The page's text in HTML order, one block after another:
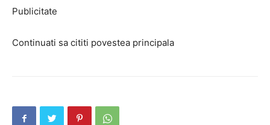
Publicitate
Continuati sa cititi povestea principala